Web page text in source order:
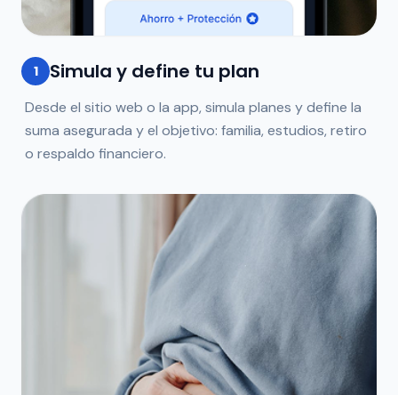
1 Simula y define tu plan
Desde el sitio web o la app, simula planes y define la
suma asegurada y el objetivo: familia, estudios, retiro
o respaldo financiero.